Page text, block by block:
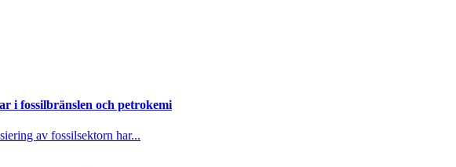
i fossilbränslen och petrokemi
av fossilsektorn har...